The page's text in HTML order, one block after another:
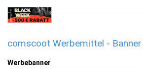
comscoot Werbemittel -
Werbebanner